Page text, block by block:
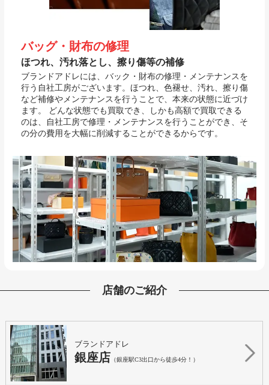
バッグ・財布の修理
ほつれ、汚れ落とし、擦り傷等の補修
ブランドアドレには、バック・財布の修理・メンテナンスを
行う自社工房がございます。ほつれ、色褪せ、汚れ、擦り傷
など補修やメンテナンスを行うことで、本来の状態に近づけ
ます。 どんな状態でも買取でき、しかも高額で買取できる
のは、自社工房で修理・メンテナンスを行うことができ、そ
の分の費用を大幅に削減することができるからです。
店舗のご紹介
ブランドアドレ
銀座店 （銀座駅C3出口から徒歩4分！）